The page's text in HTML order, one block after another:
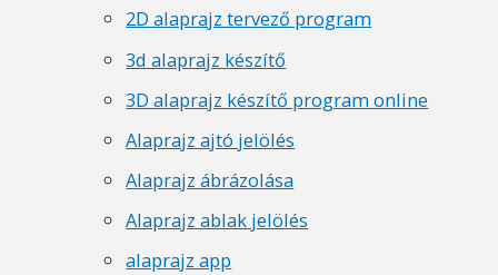
2D alaprajz tervező program
3d alaprajz készítő
3D alaprajz készítő program online
Alaprajz ajtó jelölés
Alaprajz ábrázolása
Alaprajz ablak jelölés
alaprajz app